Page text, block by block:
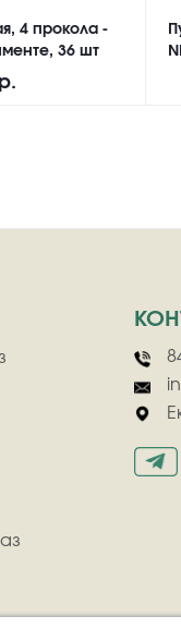
4 прокола -
36 шт